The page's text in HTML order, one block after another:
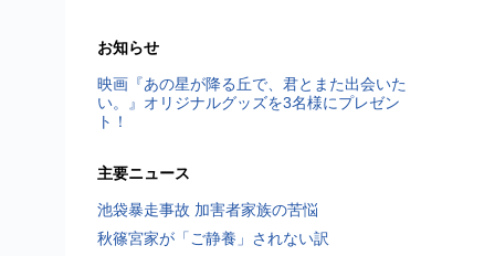
お知らせ
映画『あの星が降る丘で、君とまた出会いた
い。』オリジナルグッズを3名様にプレゼン
ト！
主要ニュース
池袋暴走事故 加害者家族の苦悩
秋篠宮家が「ご静養」されない訳